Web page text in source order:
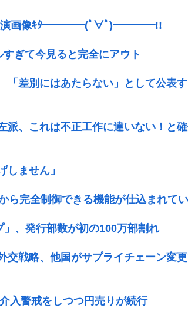
公演画像ｷﾀ━━━━(ﾟ∀ﾟ)━━━━!!
ぎて今見ると完全にアウト
差別にはあたらない」として公表
派、これは不正工作に違いない！と
ません」
完全制御できる機能が仕込まれて
、発行部数が初の100万部割れ
交戦略、他国がサプライチェーン変
入警戒をしつつ円売りが続行